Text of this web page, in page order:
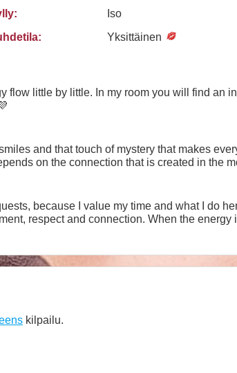
Iso
Yksittäinen
flow little by little. In my room you will find an
and that touch of mystery that makes
on the connection that is created in the
because I value my time and what I do here. I
respect and connection. When the energy
kilpailu.